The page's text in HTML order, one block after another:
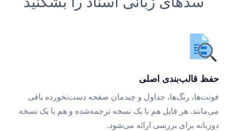
حفظ قالب‌بندی اصلی
فونت‌ها، رنگ‌ها، جداول و چیدمان صفحه دست‌نخورده باقی
می‌مانند. هر فایل هم با یک نسخه ترجمه‌شده و هم با یک نسخه
دوزبانه برای بررسی ارائه می‌شود.